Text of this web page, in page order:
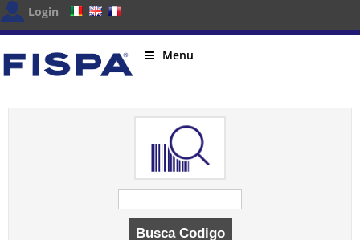
Login
Menu